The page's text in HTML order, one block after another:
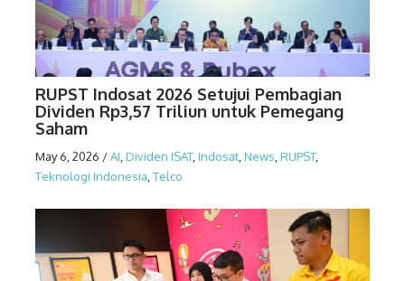
RUPST Indosat 2026 Setujui Pembagian
Dividen Rp3,57 Triliun untuk Pemegang
Saham
May 6, 2026 /AI Dividen ISAT, Indosat News RUPST,
Teknologi Indonesia Telco